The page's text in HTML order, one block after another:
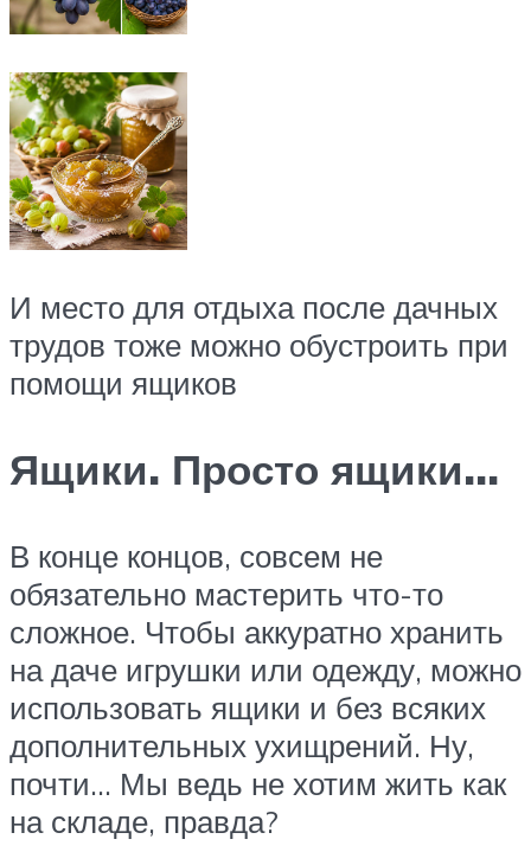
И место для отдыха после дачных
трудов тоже можно обустроить при
помощи ящиков
Ящики. Просто ящики…
В конце концов, совсем не
обязательно мастерить что-то
сложное. Чтобы аккуратно хранить
на даче игрушки или одежду, можно
использовать ящики и без всяких
дополнительных ухищрений. Ну,
почти… Мы ведь не хотим жить как
на складе, правда?